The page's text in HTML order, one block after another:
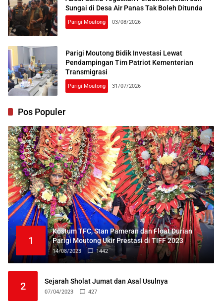
Sungai di Desa Air Panas Tak Boleh Ditunda
Parigi Moutong 03/08/2026
Parigi Moutong Bidik Investasi Lewat
Pendampingan Tim Patriot Kementerian
Transmigrasi
Parigi Moutong 31/07/2026
Pos Populer
1
Kostum TFC, Stan Pameran dan Float Durian
Parigi Moutong Ukir Prestasi di TIFF 2023
14/08/2023 1442
2 Sejarah Sholat Jumat dan Asal Usulnya
07/04/2023 427